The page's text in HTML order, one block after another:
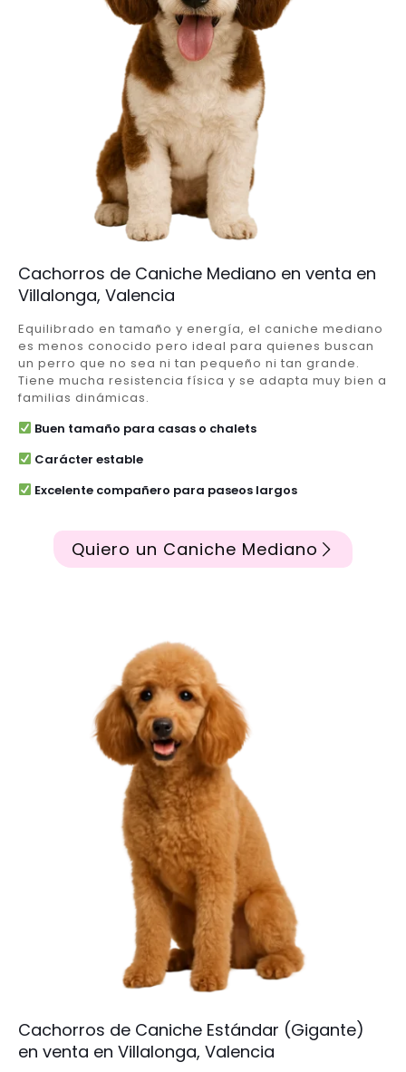
Cachorros de Caniche Mediano en venta en
Villalonga, Valencia
Equilibrado en tamaño y energía, el caniche mediano
es menos conocido pero ideal para quienes buscan
un perro que no sea ni tan pequeño ni tan grande.
Tiene mucha resistencia física y se adapta muy bien a
familias dinámicas.
Buen tamaño para casas o chalets
Carácter estable
Excelente compañero para paseos largos
Quiero un Caniche Mediano
Cachorros de Caniche Estándar (Gigante)
en venta en Villalonga, Valencia